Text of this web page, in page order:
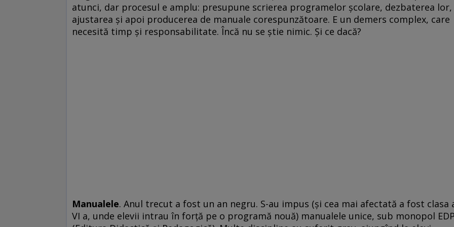
atunci, dar procesul e amplu: presupune scrierea programelor școlare, dezbaterea lor,
ajustarea și apoi producerea de manuale corespunzătoare. E un demers complex, care
necesită timp și responsabilitate. Încă nu se știe nimic. Și ce dacă?
Manualele. Anul trecut a fost un an negru. S-au impus (și cea mai afectată a fost clasa
VI a, unde elevii intrau în forță pe o programă nouă) manualele unice, sub monopol